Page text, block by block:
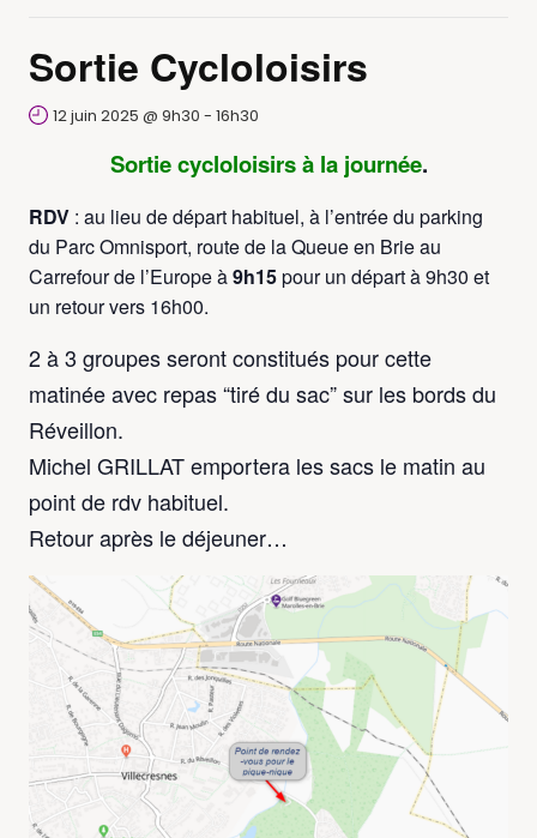
Sortie Cycloloisirs
12 juin 2025 @ 9h30 - 16h30
Sortie cycloloisirs à la journée.
RDV : au lieu de départ habituel, à l’entrée du parking
du Parc Omnisport, route de la Queue en Brie au
Carrefour de l’Europe à9h15pour un départ à 9h30 et
un retour vers 16h00.
2 à 3 groupes seront constitués pour cette
matinée avec repas “tiré du sac” sur les bords du
Réveillon.
Michel GRILLAT emportera les sacs le matin au
point de rdv habituel.
Retour après le déjeuner…